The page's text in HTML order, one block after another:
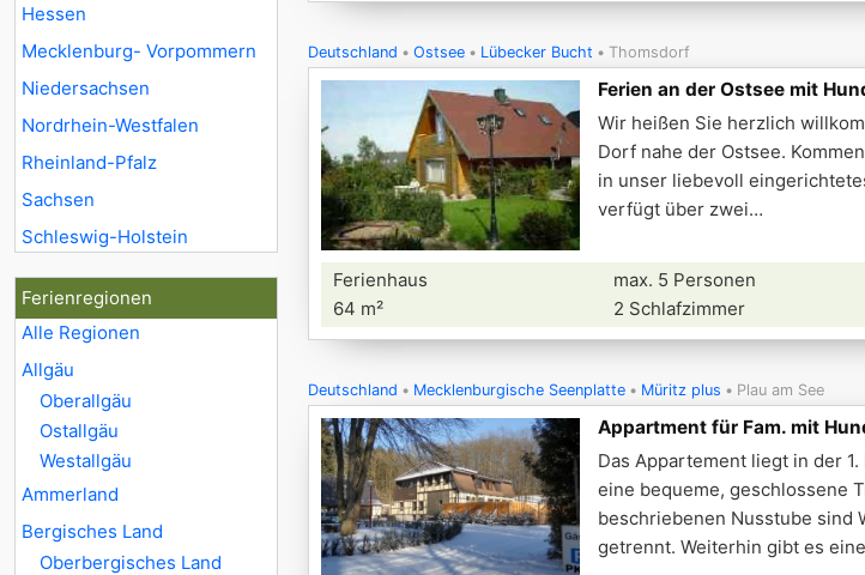
Hessen
Mecklenburg- Vorpommern
Niedersachsen
Nordrhein-Westfalen
Rheinland-Pfalz
Sachsen
Schleswig-Holstein
Ferienregionen
Alle Regionen
Allgäu
Oberallgäu
Ostallgäu
Westallgäu
Ammerland
Bergisches Land
Oberbergisches Land
Deutschland Ostsee Lübecker Bucht Thomsdorf
Ferien an der Ostsee mit
Wir heißen Sie herzlich
Dorf nahe der Ostsee.
in unser liebevoll
verfügt über zwei
Ferienhaus
64 m²
max. 5 Personen
2 Schlafzimmer
Deutschland Mecklenburgische Seenplatte Müritz plus Plau am See
Appartment für Fam. mit
Das Appartement liegt in der
eine bequeme, geschlossene
beschriebenen Nusstube sind
getrennt. Weiterhin gibt es eine